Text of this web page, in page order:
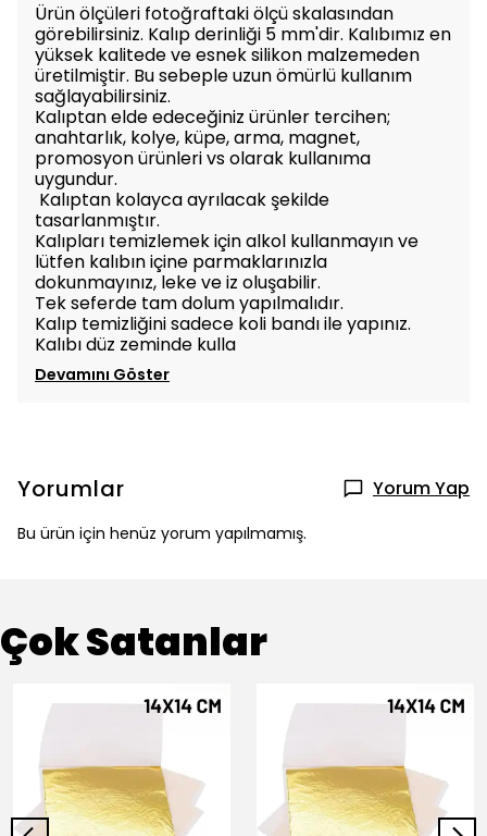
Ürün ölçüleri fotoğraftaki ölçü skalasından
görebilirsiniz. Kalıp derinliği 5 mm'dir. Kalıbımız en
yüksek kalitede ve esnek silikon malzemeden
üretilmiştir. Bu sebeple uzun ömürlü kullanım
sağlayabilirsiniz.
Kalıptan elde edeceğiniz ürünler tercihen;
anahtarlık, kolye, küpe, arma, magnet,
promosyon ürünleri vs olarak kullanıma
uygundur.
Kalıptan kolayca ayrılacak şekilde
tasarlanmıştır.
Kalıpları temizlemek için alkol kullanmayın ve
lütfen kalıbın içine parmaklarınızla
dokunmayınız, leke ve iz oluşabilir.
Tek seferde tam dolum yapılmalıdır.
Kalıp temizliğini sadece koli bandı ile yapınız.
Kalıbı düz zeminde kulla
Devamını Göster
Yorumlar Yorum Yap
Bu ürün için henüz yorum yapılmamış.
Çok Satanlar